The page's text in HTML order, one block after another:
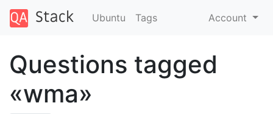
Ubuntu Tags Account
Questions tagged
«wma»